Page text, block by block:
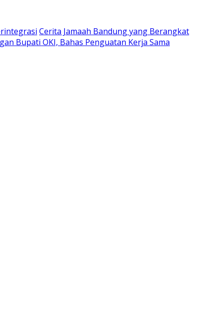
Cerita Jamaah Bandung yang Berangkat
Bupati OKI, Bahas Penguatan Kerja Sama